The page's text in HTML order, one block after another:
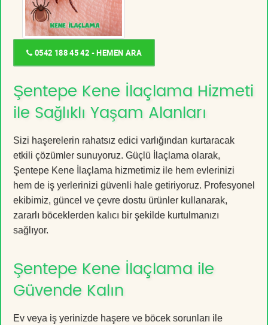
0542 188 45 42 - HEMEN ARA
Şentepe Kene İlaçlama Hizmeti
ile Sağlıklı Yaşam Alanları
Sizi haşerelerin rahatsız edici varlığından kurtaracak
etkili çözümler sunuyoruz. Güçlü İlaçlama olarak,
Şentepe Kene İlaçlama hizmetimiz ile hem evlerinizi
hem de iş yerlerinizi güvenli hale getiriyoruz. Profesyonel
ekibimiz, güncel ve çevre dostu ürünler kullanarak,
zararlı böceklerden kalıcı bir şekilde kurtulmanızı
sağlıyor.
Şentepe Kene İlaçlama ile
Güvende Kalın
Ev veya iş yerinizde haşere ve böcek sorunları ile